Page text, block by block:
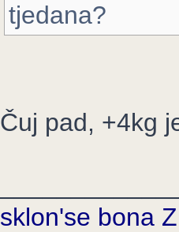
tjedana?
Čuj pad, +4kg
sklon'se bona